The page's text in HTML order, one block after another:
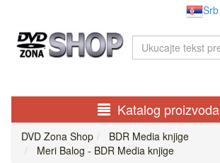
Srb
Katalog proizvoda
DVD Zona Shop
BDR Media knjige
Meri Balog - BDR Media knjige